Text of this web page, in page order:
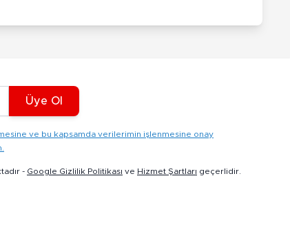
Üye Ol
ve bu kapsamda verilerimin işlenmesine onay
- Google Gizlilik Politikası ve Hizmet Şartları geçerlidir.